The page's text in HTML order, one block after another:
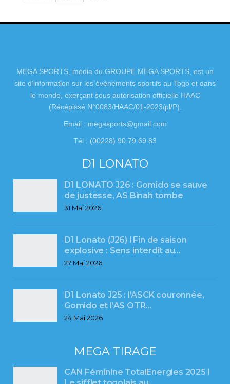
MEGA SPORTS, média du GROUPE MEGA SPORTS, est un
site d’information sur les événements sportifs au Togo et dans
le monde, exerçant sous autorisation officielle HAAC
(Récépissé N°0083/HAAC/01-2023/pl/P).
Email : megasports@gmail.com
Tél : (00228) 90 79 69 83
D1 LONATO
D1 LONATO J26 : Gomido se sauve
de justesse, AS Binah tombe
31 Mai 2026
D1 Lonato (J26) l Fin de saison
explosive : Sens interdit au…
27 Mai 2026
D1 Lonato J25 : l’ASCK couronnée,
Gomido et l’AS OTR…
24 Mai 2026
MEGA TIRAGE
CAN Féminine TotalEnergies 2025 l